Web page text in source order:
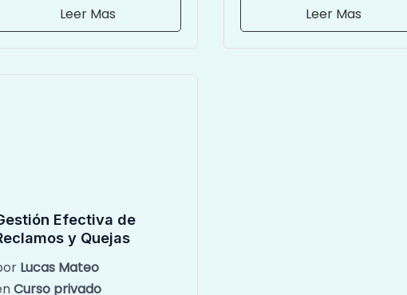
Leer Mas Leer Mas
Efectiva de
y Quejas
Lucas Mateo
Curso privado